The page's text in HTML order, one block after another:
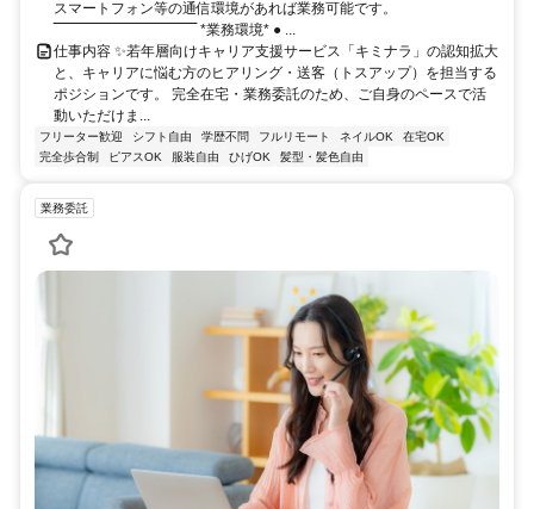
スマートフォン等の通信環境があれば業務可能です。
‾‾‾‾‾‾‾‾‾‾‾‾‾‾‾‾‾‾‾‾‾‾‾‾‾‾‾‾‾‾ *業務環境* ● ...
仕事内容 ✨若年層向けキャリア支援サービス「キミナラ」の認知拡大
と、キャリアに悩む方のヒアリング・送客（トスアップ）を担当する
ポジションです。 完全在宅・業務委託のため、ご自身のペースで活
動いただけま...
フリーター歓迎 シフト自由 学歴不問 フルリモート ネイルOK
在宅OK
完全歩合制
ピアスOK 服装自由 ひげOK 髪型・髪色自由
業務委託